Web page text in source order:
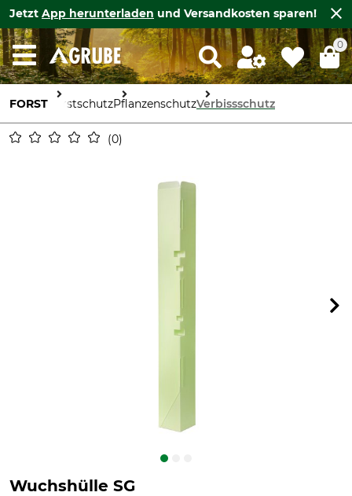
Jetzt App herunterladen und Versandkosten sparen!
0
FORST ForstschutzPflanzenschutzVerbissschutz
0
Wuchshülle SG